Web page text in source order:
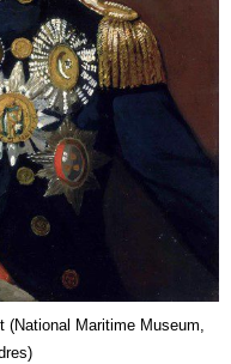
(National Maritime Museum,